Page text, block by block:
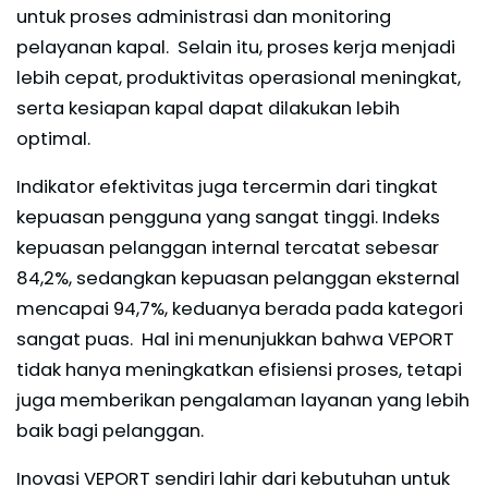
untuk proses administrasi dan monitoring
pelayanan kapal. Selain itu, proses kerja menjadi
lebih cepat, produktivitas operasional meningkat,
serta kesiapan kapal dapat dilakukan lebih
optimal.
Indikator efektivitas juga tercermin dari tingkat
kepuasan pengguna yang sangat tinggi. Indeks
kepuasan pelanggan internal tercatat sebesar
84,2%, sedangkan kepuasan pelanggan eksternal
mencapai 94,7%, keduanya berada pada kategori
sangat puas. Hal ini menunjukkan bahwa VEPORT
tidak hanya meningkatkan efisiensi proses, tetapi
juga memberikan pengalaman layanan yang lebih
baik bagi pelanggan.
Inovasi VEPORT sendiri lahir dari kebutuhan untuk